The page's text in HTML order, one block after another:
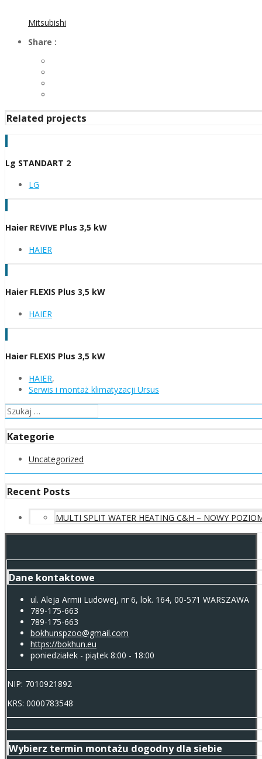
Mitsubishi
Share :
Related projects
Lg STANDART 2
LG
Haier REVIVE Plus 3,5 kW
HAIER
Haier FLEXIS Plus 3,5 kW
HAIER
Haier FLEXIS Plus 3,5 kW
HAIER,
Serwis i montaż klimatyzacji Ursus
Szukaj:
Kategorie
Uncategorized
Recent Posts
MULTI SPLIT WATER HEATING C&H – NOWY
Dane kontaktowe
ul. Aleja Armii Ludowej, nr 6, lok. 164, 00-571 WARSZAWA
789-175-663
789-175-663
bokhunspzoo@gmail.com
https://bokhun.eu
poniedziałek - piątek 8:00 - 18:00
NIP: 7010921892
KRS: 0000783548
Wybierz termin montażu dogodny dla siebie